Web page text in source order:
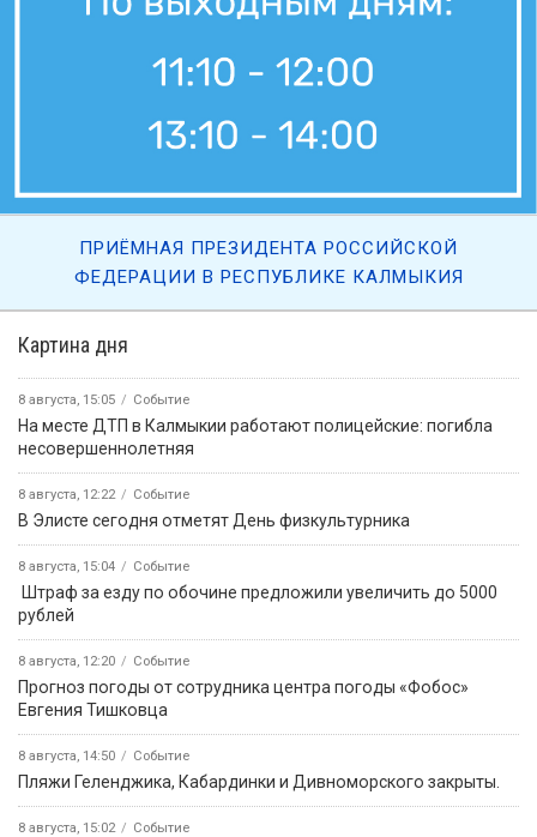
Картина дня
8 августа, 15:05 Событие
На месте ДТП в Калмыкии работают полицейские: погибла
несовершеннолетняя
8 августа, 12:22 Событие
В Элисте сегодня отметят День физкультурника
8 августа, 15:04 Событие
️ Штраф за езду по обочине предложили увеличить до 5000
рублей
8 августа, 12:20 Событие
Прогноз погоды от сотрудника центра погоды «Фобос»
Евгения Тишковца
8 августа, 14:50 Событие
️Пляжи Геленджика, Кабардинки и Дивноморского закрыты.
8 августа, 15:02 Событие
ПРИЁМНАЯ ПРЕЗИДЕНТА РОССИЙСКОЙ
ФЕДЕРАЦИИ В РЕСПУБЛИКЕ КАЛМЫКИЯ